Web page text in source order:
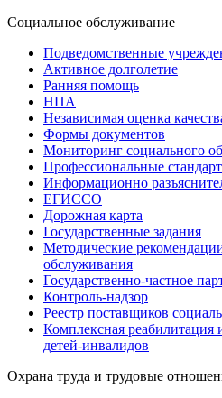
Социальное обслуживание
Подведомственные
Активное долголетие
Ранняя помощь
НПА
Независимая оценка
Формы документов
Мониторинг социального
Профессиональные
Информационно
ЕГИССО
Дорожная карта
Государственные задания
Методические
обслуживания
Государственно-частное
Контроль-надзор
Реестр поставщиков
Комплексная реабилитация
детей-инвалидов
Охрана труда и трудовые